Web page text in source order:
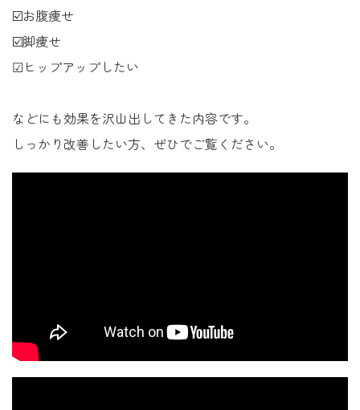
☑️お腹痩せ
☑️脚痩せ
☑ヒップアップしたい
などにも効果を沢山出してきた内容です。
しっかり改善したい方、ぜひでご覧ください。